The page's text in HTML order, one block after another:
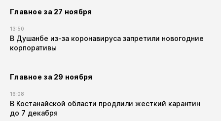
Главное за 27 ноября
13:50
В Душанбе из-за коронавируса запретили новогодние
корпоративы
Главное за 29 ноября
16:08
В Костанайской области продлили жесткий карантин
до 7 декабря